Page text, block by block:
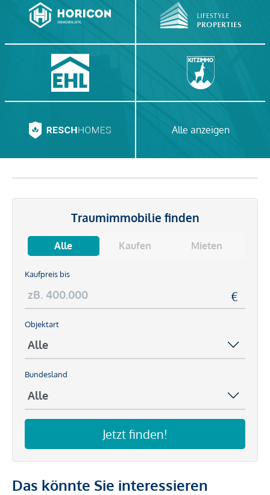
Alle anzeigen
Traumimmobilie finden
Alle Kaufen Mieten
Kaufpreis bis
Objektart
Bundesland
Jetzt finden!
Das könnte Sie interessieren